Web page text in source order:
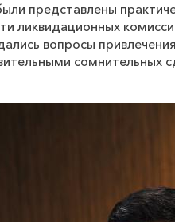
представлены
ликвидационных
вопросы
сомнительных